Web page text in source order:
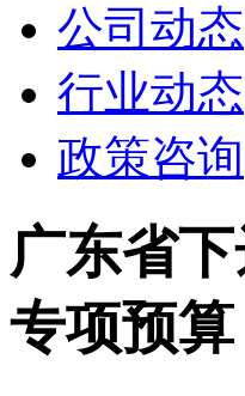
公司动态
行业动态
政策咨询
广东省
专项预算